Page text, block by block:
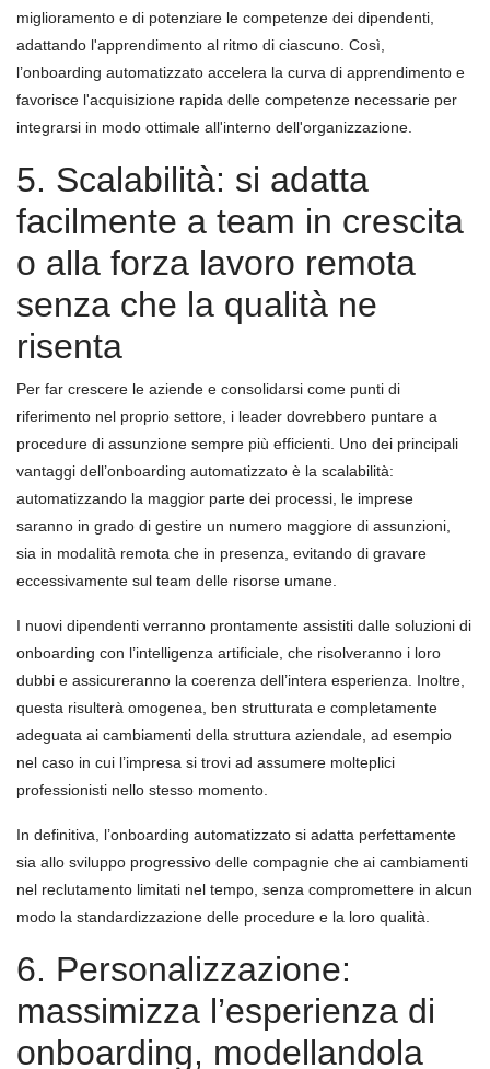
miglioramento e di potenziare le competenze dei dipendenti,
adattando l'apprendimento al ritmo di ciascuno. Così,
l’onboarding automatizzato accelera la curva di apprendimento e
favorisce l'acquisizione rapida delle competenze necessarie per
integrarsi in modo ottimale all'interno dell'organizzazione.
5. Scalabilità: si adatta
facilmente a team in crescita
o alla forza lavoro remota
senza che la qualità ne
risenta
Per far crescere le aziende e consolidarsi come punti di
riferimento nel proprio settore, i leader dovrebbero puntare a
procedure di assunzione sempre più efficienti. Uno dei principali
vantaggi dell’onboarding automatizzato è la scalabilità:
automatizzando la maggior parte dei processi, le imprese
saranno in grado di gestire un numero maggiore di assunzioni,
sia in modalità remota che in presenza, evitando di gravare
eccessivamente sul team delle risorse umane.
I nuovi dipendenti verranno prontamente assistiti dalle soluzioni di
onboarding con l’intelligenza artificiale, che risolveranno i loro
dubbi e assicureranno la coerenza dell’intera esperienza. Inoltre,
questa risulterà omogenea, ben strutturata e completamente
adeguata ai cambiamenti della struttura aziendale, ad esempio
nel caso in cui l’impresa si trovi ad assumere molteplici
professionisti nello stesso momento.
In definitiva, l’onboarding automatizzato si adatta perfettamente
sia allo sviluppo progressivo delle compagnie che ai cambiamenti
nel reclutamento limitati nel tempo, senza compromettere in alcun
modo la standardizzazione delle procedure e la loro qualità.
6. Personalizzazione:
massimizza l’esperienza di
onboarding, modellandola